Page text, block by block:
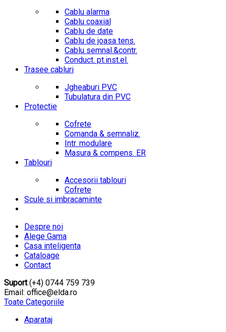
Cablu alarma
Cablu coaxial
Cablu de date
Cablu de joasa tens.
Cablu semnal.&contr.
Conduct. pt.inst.el.
Trasee cabluri
Jgheaburi PVC
Tubulatura din PVC
Protectie
Cofrete
Comanda & semnaliz.
Intr. modulare
Masura & compens. ER
Tablouri
Accesorii tablouri
Cofrete
Scule si imbracaminte
Despre noi
Alege Gama
Casa inteligenta
Cataloage
Contact
Suport(+4) 0744 759 739
Email: office@elda.ro
Toate Categoriile
Aparataj